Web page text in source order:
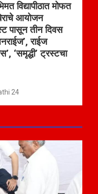
विद्यापीठात मोफत
आयोजन
पासून तीन दिवस
राईज
‘समृद्धी’ ट्रस्टचा
24